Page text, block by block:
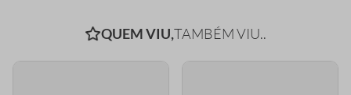
QUEM VIU,TAMBÉM VIU..